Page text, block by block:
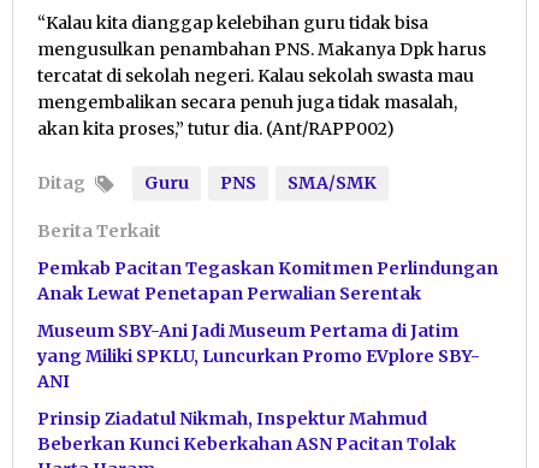
“Kalau kita dianggap kelebihan guru tidak bisa
mengusulkan penambahan PNS. Makanya Dpk harus
tercatat di sekolah negeri. Kalau sekolah swasta mau
mengembalikan secara penuh juga tidak masalah,
akan kita proses,” tutur dia. (Ant/RAPP002)
Ditag Guru PNS SMA/SMK
Berita Terkait
Pemkab Pacitan Tegaskan Komitmen Perlindungan
Anak Lewat Penetapan Perwalian Serentak
Museum SBY-Ani Jadi Museum Pertama di Jatim
yang Miliki SPKLU, Luncurkan Promo EVplore SBY-
ANI
Prinsip Ziadatul Nikmah, Inspektur Mahmud
Beberkan Kunci Keberkahan ASN Pacitan Tolak